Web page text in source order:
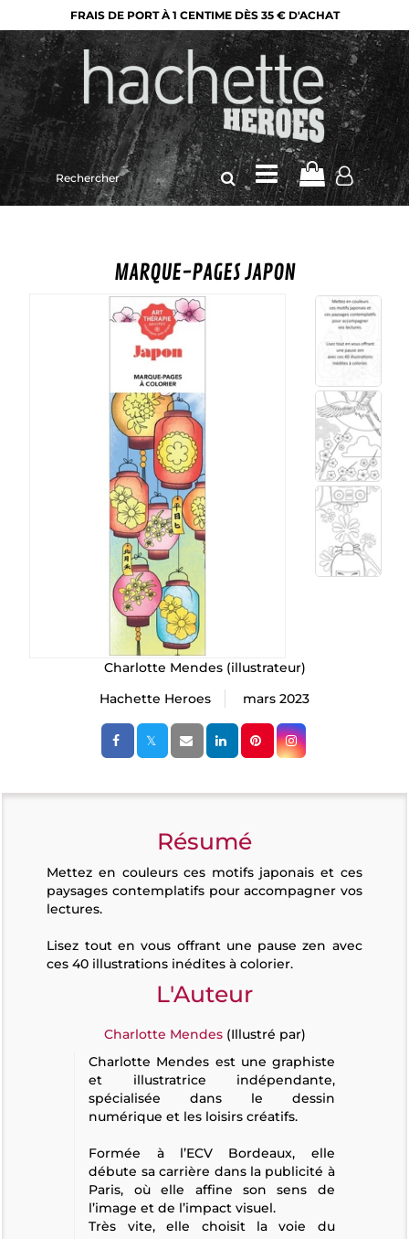
FRAIS DE PORT À 1 CENTIME DÈS 35 € D'ACHAT
Rechercher
sur
le
MARQUE-PAGES JAPON
Charlotte Mendes(illustrateur)
Hachette Heroes
mars 2023
Résumé
Mettez en couleurs ces motifs japonais et ces
paysages contemplatifs pour accompagner vos
lectures.
Lisez tout en vous offrant une pause zen avec
ces 40 illustrations inédites à colorier.
L'Auteur
Charlotte Mendes(Illustré par)
Charlotte Mendes est une graphiste
et illustratrice indépendante,
spécialisée dans le dessin
numérique et les loisirs créatifs.
Formée à l’ECV Bordeaux, elle
débute sa carrière dans la publicité à
Paris, où elle affine son sens de
l’image et de l’impact visuel.
Très vite, elle choisit la voie du